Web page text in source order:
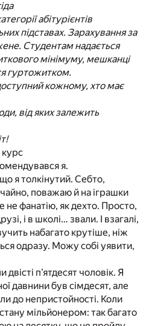
абітурієнтів
підставах. Зарахування за
Студентам надається
мінімуму, мешканці
гуртожитком.
кожному, хто має
від яких залежить
я.
я толкінутий. Себто,
поважаю й на іграшки
не фанатію, як дехто. Просто,
і в школі… звали. І взагалі,
набагато крутіше, ніж
одразу. Можу собі уявити,
п’ятдесят чоловік. Я
давнини був сімдесят, але
до непристойності. Коли
мільйонером: так багато